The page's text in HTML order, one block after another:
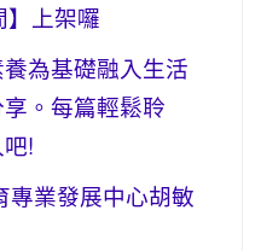
】上架囉
為基礎融入生活
。每篇輕鬆聆
!
專業發展中心胡敏